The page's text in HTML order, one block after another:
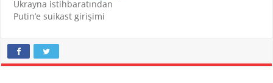
Ukrayna istihbaratından
Putin’e suikast girişimi